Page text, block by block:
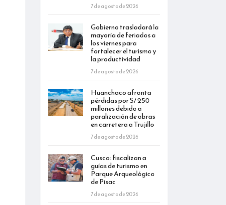
7 de agosto de 2026
Gobierno trasladará la
mayoría de feriados a
los viernes para
fortalecer el turismo y
la productividad
7 de agosto de 2026
Huanchaco afronta
pérdidas por S/ 250
millones debido a
paralización de obras
en carretera a Trujillo
7 de agosto de 2026
Cusco: fiscalizan a
guías de turismo en
Parque Arqueológico
de Pisac
7 de agosto de 2026